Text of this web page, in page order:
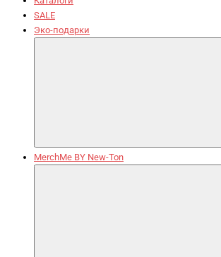
SALE
Эко-подарки
MerchMe BY New-Ton